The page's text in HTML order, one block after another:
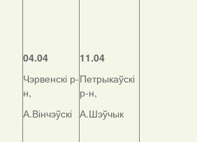
04.04
Чэрвенскі р-
н,
А.Вінчэўскі
11.04
Петрыкаўскі
р-н,
А.Шэўчык